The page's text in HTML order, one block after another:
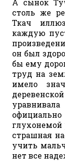
А сынок
столь же
Ткач
каждую
он был
бы ему
труд на
имело
глухонемой
страшная
учить
нет все